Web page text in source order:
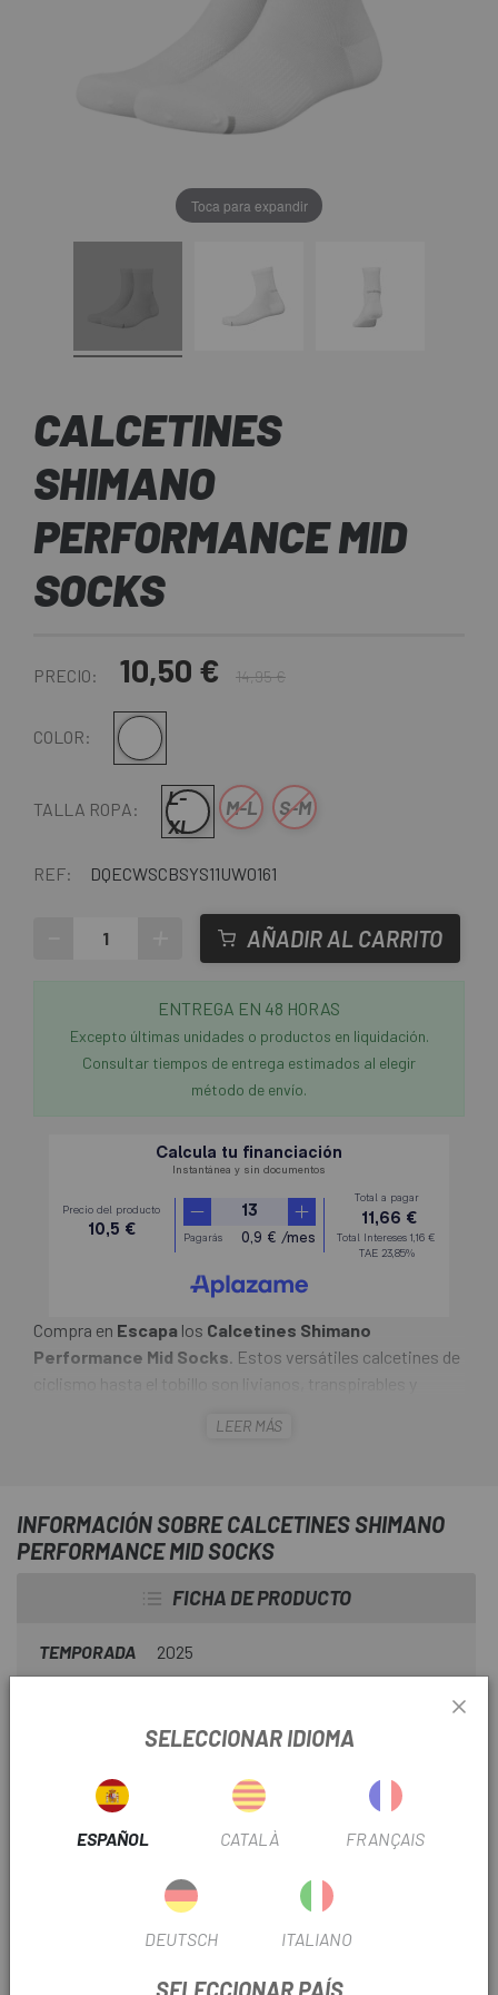
Toca para expandir
CALCETINES
SHIMANO
PERFORMANCE MID
SOCKS
PRECIO: 10,50 € 14,95 €
COLOR: Blanco
TALLA ROPA:
L-
XL
M-L S-M
REF: DQECWSCBSYS11UW0161
AÑADIR AL CARRITO
ENTREGA EN 48 HORAS
Excepto últimas unidades o productos en liquidación.
Consultar tiempos de entrega estimados al elegir
método de envío.
Compra en Escapa los Calcetines Shimano
Performance Mid Socks. Estos versátiles calcetines de
ubicada. También cuentan con áreas de malla a juego que
LEER MÁS
INFORMACIÓN SOBRE CALCETINES SHIMANO
PERFORMANCE MID SOCKS
FICHA DE PRODUCTO
TEMPORADA 2025
INFORMACIÓN DEL PRODUCTO
- Ultra soporte: el soporte mejorado del arco y del talón
SELECCIONAR IDIOMA
ESPAÑOL CATALÀ FRANÇAIS
DEUTSCH ITALIANO
SELECCIONAR PAÍS